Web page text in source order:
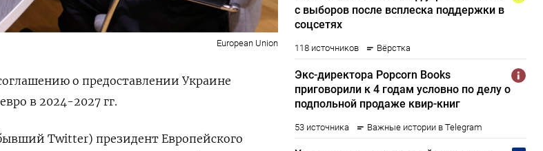
European Union
о предоставлении Украине
в 2024-2027 гг.
Twitter) президент Европейского